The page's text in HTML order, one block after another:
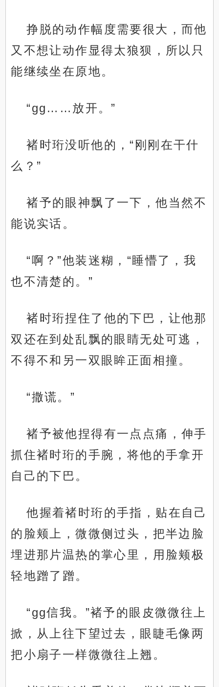
挣脱的动作幅度需要很大，而他
又不想让动作显得太狼狈，所以只
能继续坐在原地。
“gg……放开。”
褚时珩没听他的，“刚刚在干什
么？”
褚予的眼神飘了一下，他当然不
能说实话。
“啊？”他装迷糊，“睡懵了，我
也不清楚的。”
褚时珩捏住了他的下巴，让他那
双还在到处乱飘的眼睛无处可逃，
不得不和另一双眼眸正面相撞。
“撒谎。”
褚予被他捏得有一点点痛，伸手
抓住褚时珩的手腕，将他的手拿开
自己的下巴。
他握着褚时珩的手指，贴在自己
的脸颊上，微微侧过头，把半边脸
埋进那片温热的掌心里，用脸颊极
轻地蹭了蹭。
“gg信我。”褚予的眼皮微微往上
掀，从上往下望过去，眼睫毛像两
把小扇子一样微微往上翘。